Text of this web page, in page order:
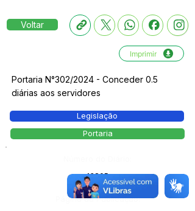
Voltar
Imprimir
Portaria N°302/2024 - Conceder 0.5
diárias aos servidores
Legislação
Portaria
13805
Página da Publicação: